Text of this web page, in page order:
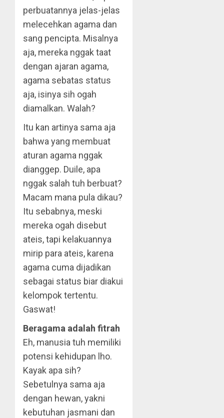
perbuatannya jelas-jelas
melecehkan agama dan
sang pencipta. Misalnya
aja, mereka nggak taat
dengan ajaran agama,
agama sebatas status
aja, isinya sih ogah
diamalkan. Walah?
Itu kan artinya sama aja
bahwa yang membuat
aturan agama nggak
dianggep. Duile, apa
nggak salah tuh berbuat?
Macam mana pula dikau?
Itu sebabnya, meski
mereka ogah disebut
ateis, tapi kelakuannya
mirip para ateis, karena
agama cuma dijadikan
sebagai status biar diakui
kelompok tertentu.
Gaswat!
Beragama adalah fitrah
Eh, manusia tuh memiliki
potensi kehidupan lho.
Kayak apa sih?
Sebetulnya sama aja
dengan hewan, yakni
kebutuhan jasmani dan